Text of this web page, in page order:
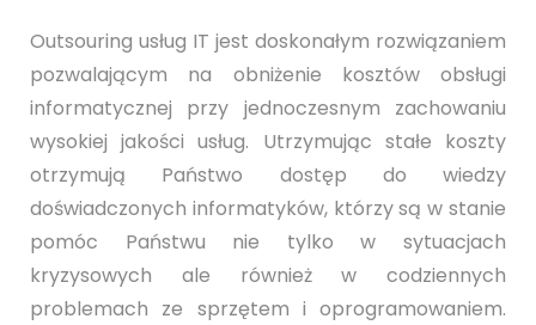
Outsouring usług IT jest doskonałym rozwiązaniem
pozwalającym na obniżenie kosztów obsługi
informatycznej przy jednoczesnym zachowaniu
wysokiej jakości usług. Utrzymując stałe koszty
otrzymują Państwo dostęp do wiedzy
doświadczonych informatyków, którzy są w stanie
pomóc Państwu nie tylko w sytuacjach
kryzysowych ale również w codziennych
problemach ze sprzętem i oprogramowaniem.